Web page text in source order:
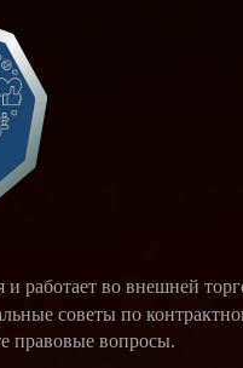
работает во внешней
советы по
правовые вопросы.